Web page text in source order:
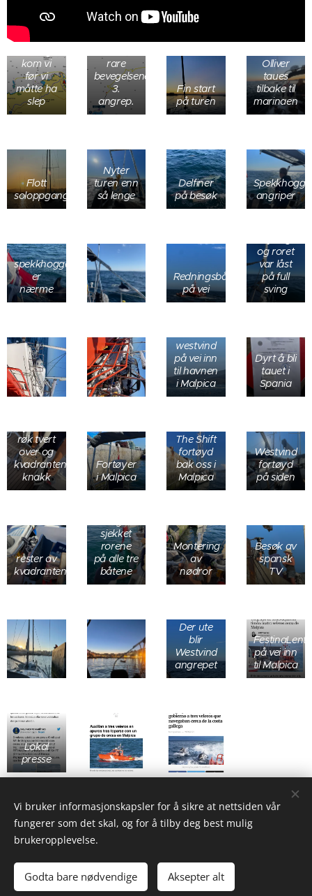
kom vi
før vi
måtte ha
slep
angrep,
rare
bevegelsene
3.
angrep.
Fin start
på turen
Olliver
taues
tilbake til
marinaen
Flott
soloppgang
Nyter
turen enn
så lenge
Delfiner
på besøk
angriper
spekkhoggerne
er
nærme
Redningsbåtene
på vei
Forsøker
å slepe
oss,
mislyktes
og roret
var låst
på full
sving
westvind
på vei inn
til havnen
i Malpica
Dyrt å bli
tauet i
Spania
røk tvert
over og
kvadranten
knakk
Fortøyer
i Malpica
The Shift
fortøyd
bak oss i
Malpica
Westvind
fortøyd
på siden
rester av
kvadranten
sjekket
rorene
på alle tre
båtene
Montering
av
nødror
Besøk av
spansk
TV
Der ute
blir
Westvind
angrepet
FestinaLente
på vei inn
til Malpica
Lokal
presse
Informasjonskapsler
Vi bruker informasjonskapsler for å sikre at nettsiden vår
fungerer som det skal, og for å tilby deg best mulig
brukeropplevelse.
Godta bare nødvendige Aksepter alt